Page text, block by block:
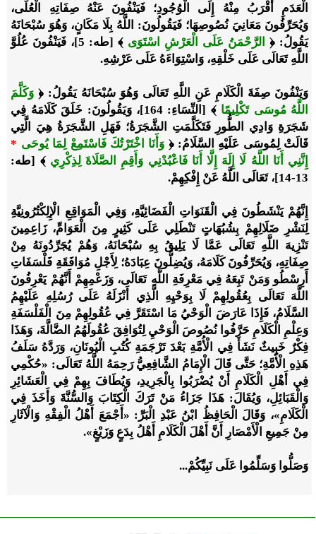
الْعَدَمِ أَقْرَبُ مِنْهُ إِلَى الْوُجُودِ؛ فَيَنْفُونَ عَنْهُ صِفَاتِهِ الْعُلَى،
وَيُحَرِّفُونَ مَعَانِيَ نُصُوصِهَا؛ فَيَقُولُونَ: اللَّهُ بِلَا مَكَانٍ، وَهُوَ سُبْحَانَهُ
يَقُولُ: ﴿ الرَّحْمَنُ عَلَى الْعَرْشِ اسْتَوَى ﴾
[طه: 5]، فَيَنْفُونَ عُلُوَّ
اللَّهِ تَعَالَى عَلَى خَلْقِهِ، وَاسْتِوَاءَهُ عَلَى عَرْشِهِ.
وَيَنْفُونَ صِفَةَ الْكَلَامِ عَنِ اللَّهِ تَعَالَى وَهُوَ سُبْحَانَهُ يَقُولُ: ﴿ وَكَلَّمَ
اللَّهُ مُوسَى تَكْلِيمًا ﴾
[النِّسَاءِ: 164]، وَيَقُولُونَ: خَلَقَ كَلَامَهُ فِي
شَجَرَةِ وَادِي الطُّورِ فَتَكَلَّمَتِ الشَّجَرَةُ؛ فَهَلِ الشَّجَرَةُ هِيَ الَّتِي
قَالَتْ لِمُوسَى عَلَيْهِ السَّلَامُ:﴿ وَأَنَا اخْتَرْتُكَ فَاسْتَمِعْ لِمَا يُوحَى *
إِنَّنِي أَنَا اللَّهُ لَا إِلَهَ إِلَّا أَنَا فَاعْبُدْنِي وَأَقِمِ الصَّلَاةَ لِذِكْرِي ﴾ [طه:
13-14]، تَعَالَى اللَّهُ عَنْ إِفْكِهِمْ.
إِنَّهُمْ يَنْشَطُونَ فِي الْقَنَوَاتِ الْفَضَائِيَّةِ، وَفِي الْمَوَاقِعِ الْإِلِكْتُرُونِيَّةِ
لِنَشْرِ ضَلَالِهِمْ بِشُبُهَاتٍ تَنْطَلِي عَلَى كَثِيرٍ مِنَ الْعَوَامِّ، زَاعِمِينَ
تَنْزِيهَ اللَّهِ تَعَالَى عَمَّا لَا يَلِيقُ بِهِ سُبْحَانَهُ، وَهُمْ يُجَرِّدُونَهُ مِنْ
صِفَاتِهِ، وَيُحَرِّفُونَ كَلَامَهُ، وَيُضِلُّونَ عِبَادَهُ؛ لِأَجْلِ مُوَافَقَةِ فَلْسَفَاتِ
أَرِسْطُو وَمَنْ تَبِعَهُ فِي مَعْرِفَةِ اللَّهِ تَعَالَى، وَزَعْمِهِمْ أَنَّهُمْ يَعْرِفُونَ
اللَّهَ تَعَالَى بِعُقُولِهِمْ لَا بِوَحْيِهِ الَّذِي أَنْزَلَهُ عَلَى رُسُلِهِ عَلَيْهِمُ
السَّلَامُ، فَإِذَا عَارَضَ الْوَحْيُ مَا اسْتَقَرَّ فِي عُقُولِهِمْ مِنَ الْفَلْسَفَةِ
وَعِلْمِ الْكَلَامِ حَرَّفُوا نُصُوصَ الْوَحْيِ لِتُوَافِقَ عُقُولَهُمُ الضَّالَّةَ، وَهَذَا
فِكْرٌ خَبِيثٌ نَشَأَ فِي الْأُمَّةِ بَعْدَ تَرْجَمَةِ كُتُبِ الْيُونَانِ، وَرَدَّهُ سَلَفُ
هَذِهِ الْأُمَّةِ؛ حَتَّى قَالَ الْإِمَامُ الشَّافِعِيُّ رَحِمَهُ اللَّهُ تَعَالَى: «حُكْمِي
فِي أَهْلِ الْكَلَامِ أَنْ يُضْرَبُوا بِالْجَرِيدِ، وَيُطَافَ بِهِمْ فِي الْعَشَائِرِ
وَالْقَبَائِلِ، وَيُقَالَ: هَذَا جَزَاءُ مَنْ تَرَكَ الْكِتَابَ وَالسُّنَّةَ وَأَخَذَ فِي
الْكَلَامِ»، وَقَالَ الْحَافِظُ ابْنُ عَبْدِ الْبَرِّ: «أَجْمَعَ أَهْلُ الْفِقْهِ وَالْآثَارِ
مِنْ جَمِيعِ الْأَمْصَارِ أَنَّ أَهْلَ الْكَلَامِ أَهْلُ بِدَعٍ وَزَيْغٍ».
وَصَلُّوا وَسَلِّمُوا عَلَى نَبِيِّكُمْ...